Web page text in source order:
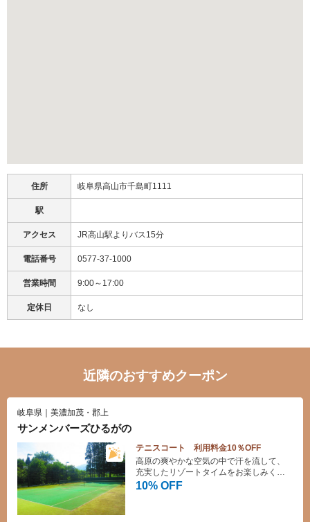
住所 岐阜県高山市千島町1111
駅
アクセス JR高山駅よりバス15分
電話番号 0577-37-1000
営業時間 9:00～17:00
定休日 なし
近隣のおすすめクーポン
岐阜県｜美濃加茂・郡上
サンメンバーズひるがの
テニスコート 利用料金10％OFF
10% OFF
高原の爽やかな空気の中で汗を流して、
充実したリゾートタイムをお楽しみくだ
さい。